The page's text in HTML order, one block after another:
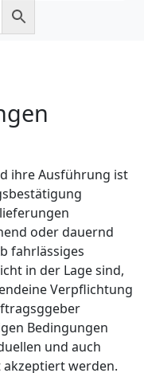
ihre Ausführung ist
oder dauernd
fahrlässiges
in der Lage sind,
Verpflichtung
Bedingungen
und auch
werden.